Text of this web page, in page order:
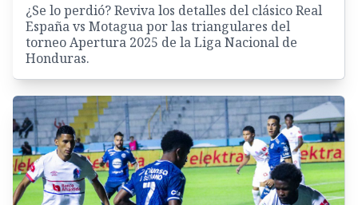
¿Se lo perdió? Reviva los detalles del clásico Real
España vs Motagua por las triangulares del
torneo Apertura 2025 de la Liga Nacional de
Honduras.